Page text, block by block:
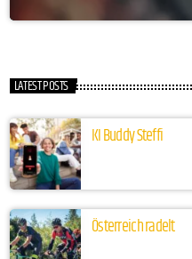
LATEST POSTS
KI Buddy Steffi
Österreich radelt